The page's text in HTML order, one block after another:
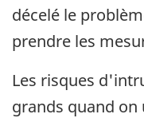
décelé le
prendre les
Les risques
grands quand